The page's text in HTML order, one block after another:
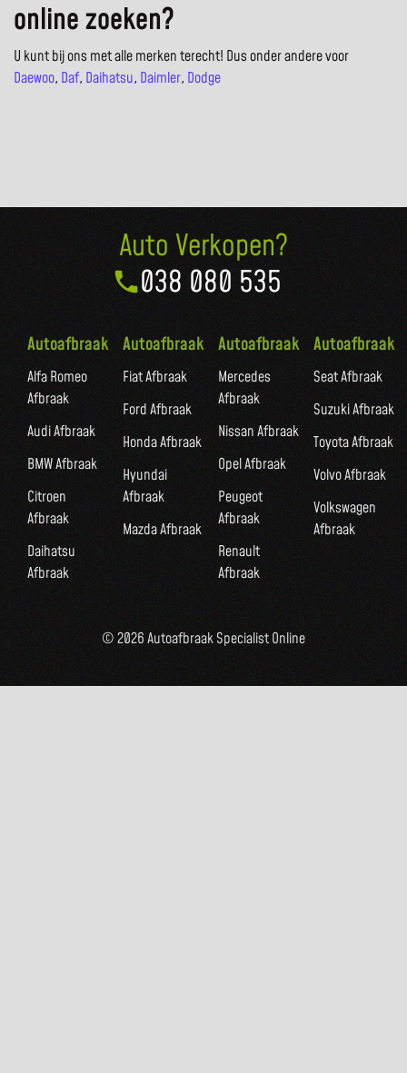
online zoeken?
U kunt bij ons met alle merken terecht! Dus onder andere voor
Daewoo, Daf, Daihatsu, Daimler, Dodge
Auto Verkopen?
038 080 535
Autoafbraak
Alfa Romeo
Afbraak
Audi Afbraak
BMW Afbraak
Citroen
Afbraak
Daihatsu
Afbraak
Autoafbraak
Fiat Afbraak
Ford Afbraak
Honda Afbraak
Hyundai
Afbraak
Mazda Afbraak
Autoafbraak
Mercedes
Afbraak
Nissan Afbraak
Opel Afbraak
Peugeot
Afbraak
Renault
Afbraak
Autoafbraak
Seat Afbraak
Suzuki Afbraak
Toyota Afbraak
Volvo Afbraak
Volkswagen
Afbraak
© 2026 Autoafbraak Specialist Online